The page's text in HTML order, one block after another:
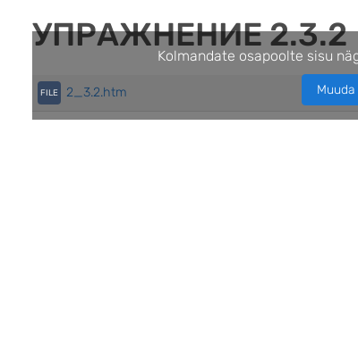
УПРАЖНЕНИЕ 2.3.2
Kolmandate osapoolte sisu
2_3.2.htm